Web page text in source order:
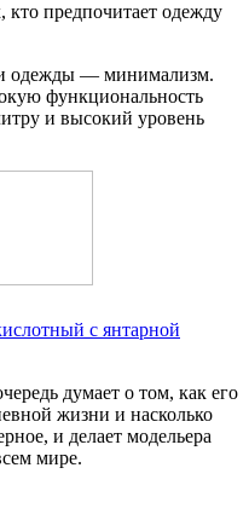
кто предпочитает одежду
одежды — минимализм.
функциональность
и высокий уровень
с янтарной
думает о том, как его
жизни и насколько
и делает модельера
мире.